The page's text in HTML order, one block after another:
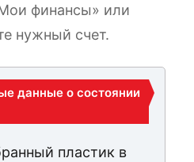
финансы» или
нужный счет.
данные о состоянии
пластик в